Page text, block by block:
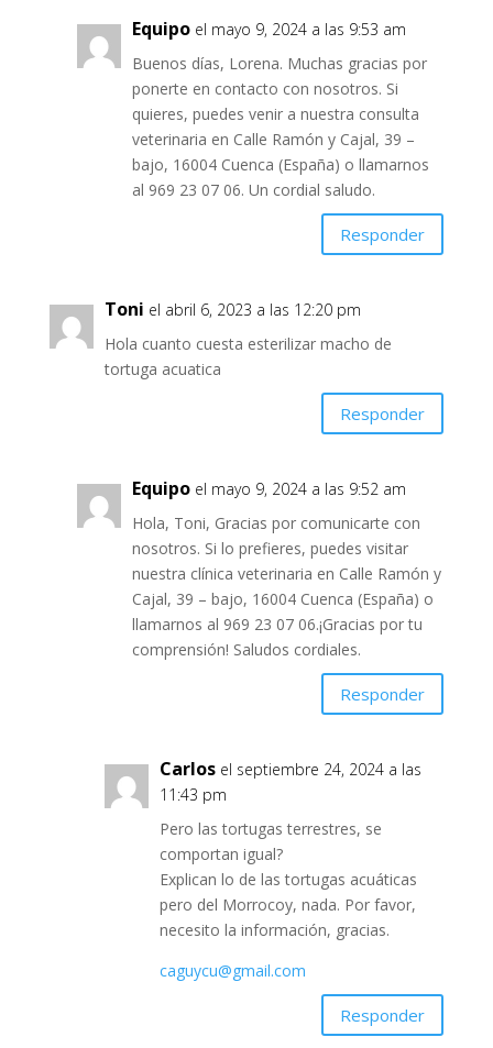
Equipo el mayo 9, 2024 a las 9:53 am
Buenos días, Lorena. Muchas gracias por
ponerte en contacto con nosotros. Si
quieres, puedes venir a nuestra consulta
veterinaria en Calle Ramón y Cajal, 39 –
bajo, 16004 Cuenca (España) o llamarnos
al 969 23 07 06. Un cordial saludo.
Responder
Toni el abril 6, 2023 a las 12:20 pm
Hola cuanto cuesta esterilizar macho de
tortuga acuatica
Responder
Equipo el mayo 9, 2024 a las 9:52 am
Hola, Toni, Gracias por comunicarte con
nosotros. Si lo prefieres, puedes visitar
nuestra clínica veterinaria en Calle Ramón y
Cajal, 39 – bajo, 16004 Cuenca (España) o
llamarnos al 969 23 07 06.¡Gracias por tu
comprensión! Saludos cordiales.
Responder
Carlos el septiembre 24, 2024 a las
11:43 pm
Pero las tortugas terrestres, se
comportan igual?
Explican lo de las tortugas acuáticas
pero del Morrocoy, nada. Por favor,
necesito la información, gracias.
caguycu@gmail.com
Responder